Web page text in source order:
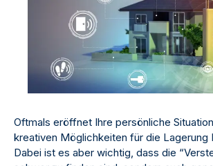
Oftmals eröffnet Ihre persönliche
kreativen Möglichkeiten für die Lagerung
Dabei ist es aber wichtig, dass die